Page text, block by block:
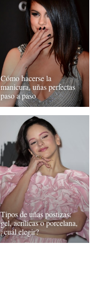
Cómo hacerse la
manicura, uñas perfectas
paso a paso
Tipos de uñas postizas:
gel, acrílicas o porcelana,
¿cuál elegir?